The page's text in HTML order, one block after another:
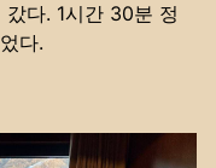
다. 1시간 30분 정
다.